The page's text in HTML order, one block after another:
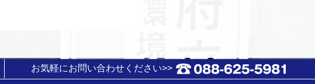
お気軽にお問い合わせください>>